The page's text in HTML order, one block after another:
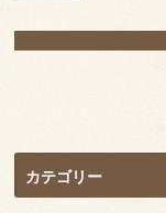
レ
ス
カテゴリー